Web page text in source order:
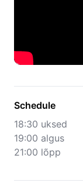
Schedule
18:30 uksed
19:00 algus
21:00 lõpp